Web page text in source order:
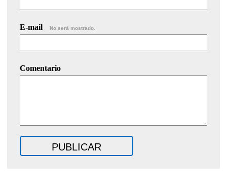
E-mail No será mostrado.
Comentario